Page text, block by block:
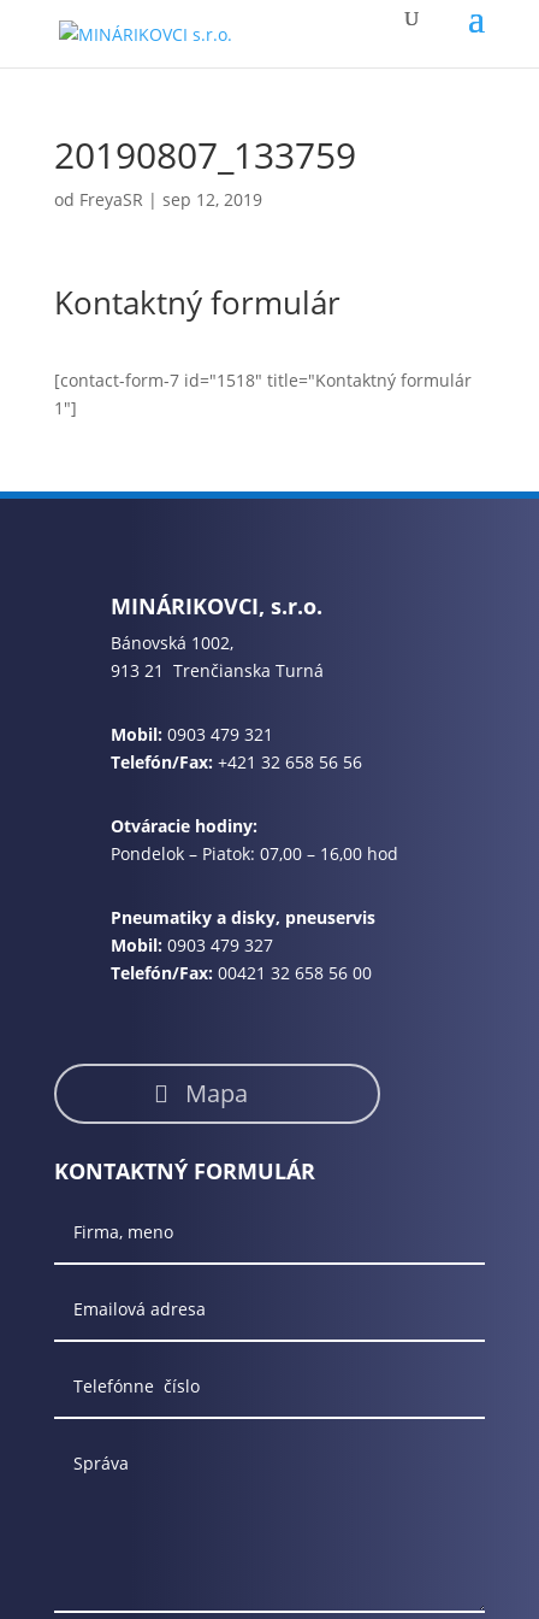
20190807_133759
od FreyaSR | sep 12, 2019
Kontaktný formulár
[contact-form-7 id="1518" title="Kontaktný formulár
1"]
MINÁRIKOVCI, s.r.o.
Bánovská 1002,
913 21 Trenčianska Turná
Mobil: 0903 479 321
Telefón/Fax:+421 32 658 56 56
Otváracie hodiny:
Pondelok – Piatok: 07,00 – 16,00 hod
Pneumatiky a disky, pneuservis
Mobil: 0903 479 327
Telefón/Fax:00421 32 658 56 00
Mapa
KONTAKTNÝ FORMULÁR